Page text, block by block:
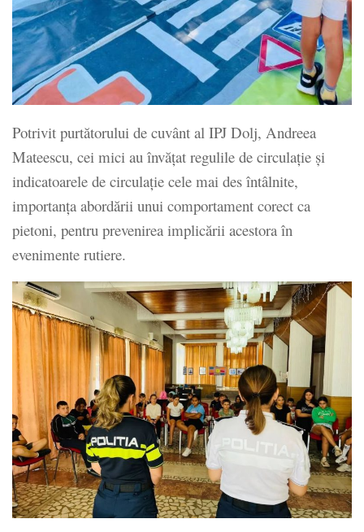
Potrivit purtătorului de cuvânt al IPJ Dolj, Andreea
Mateescu, cei mici au învățat regulile de circulație și
indicatoarele de circulație cele mai des întâlnite,
importanța abordării unui comportament corect ca
pietoni, pentru prevenirea implicării acestora în
evenimente rutiere.